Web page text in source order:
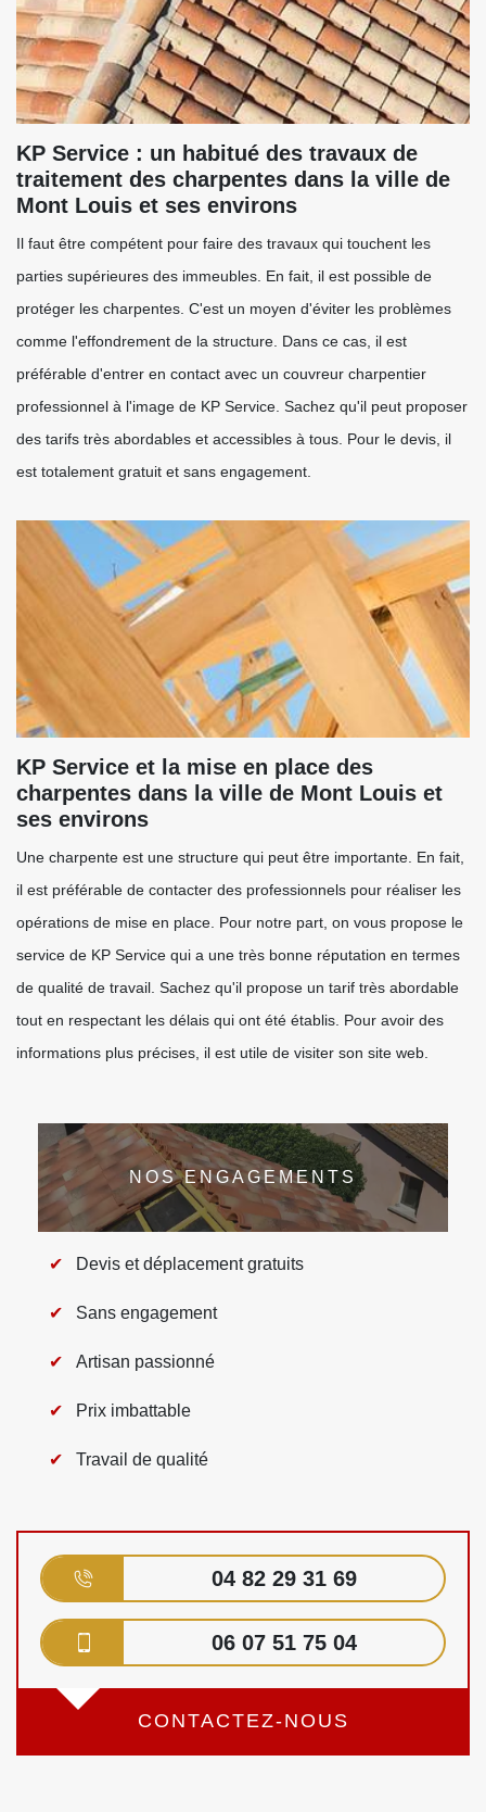
KP Service : un habitué des travaux de
traitement des charpentes dans la ville de
Mont Louis et ses environs
Il faut être compétent pour faire des travaux qui touchent les
parties supérieures des immeubles. En fait, il est possible de
protéger les charpentes. C'est un moyen d'éviter les problèmes
comme l'effondrement de la structure. Dans ce cas, il est
préférable d'entrer en contact avec un couvreur charpentier
professionnel à l'image de KP Service. Sachez qu'il peut proposer
des tarifs très abordables et accessibles à tous. Pour le devis, il
est totalement gratuit et sans engagement.
KP Service et la mise en place des
charpentes dans la ville de Mont Louis et
ses environs
Une charpente est une structure qui peut être importante. En fait,
il est préférable de contacter des professionnels pour réaliser les
opérations de mise en place. Pour notre part, on vous propose le
service de KP Service qui a une très bonne réputation en termes
de qualité de travail. Sachez qu'il propose un tarif très abordable
tout en respectant les délais qui ont été établis. Pour avoir des
informations plus précises, il est utile de visiter son site web.
NOS ENGAGEMENTS
Devis et déplacement gratuits
Sans engagement
Artisan passionné
Prix imbattable
Travail de qualité
04 82 29 31 69
06 07 51 75 04
CONTACTEZ-NOUS